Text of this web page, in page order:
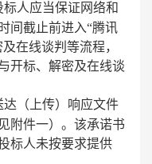
人应当保证网络和
间截止前进入“腾讯
在线谈判等流程，
开标、解密及在线谈
（上传）响应文件
附件一）。该承诺书
标人未按要求提供